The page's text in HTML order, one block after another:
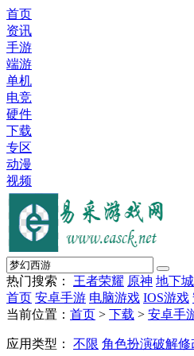
首页
资讯
手游
端游
单机
电竞
硬件
下载
专区
动漫
视频
热门搜索： 王者荣耀 原神 地下
首页 安卓手游 电脑游戏 IOS游戏
当前位置： 首页 > 下载 > 安卓手
应用类型： 不限 角色扮演破解修